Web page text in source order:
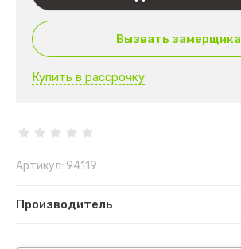
Вызвать замерщика
Купить в рассрочку
Артикул: 94119
Производитель